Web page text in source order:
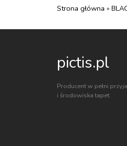
Strona główna »
pictis.pl
Producent w pełni
i środowiska tapet.